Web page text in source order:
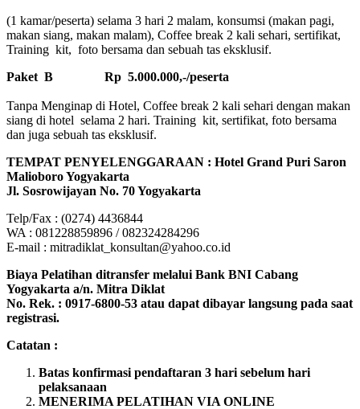
(1 kamar/peserta) selama 3 hari 2 malam, konsumsi (makan pagi,
makan siang, makan malam), Coffee break 2 kali sehari, sertifikat,
Training kit, foto bersama dan sebuah tas eksklusif.
Paket B
Rp 5.000.000,-/peserta
Tanpa Menginap di Hotel, Coffee break 2 kali sehari dengan makan
siang di hotel selama 2 hari. Training kit, sertifikat, foto bersama
dan juga sebuah tas eksklusif.
TEMPAT PENYELENGGARAAN : Hotel Grand Puri Saron
Malioboro Yogyakarta
Jl. Sosrowijayan No. 70 Yogyakarta
Telp/Fax : (0274) 4436844
WA : 081228859896 / 082324284296
E-mail : mitradiklat_konsultan@yahoo.co.id
Biaya Pelatihan ditransfer melalui Bank BNI Cabang
Yogyakarta a/n. Mitra Diklat
No. Rek. : 0917-6800-53 atau dapat dibayar langsung pada saat
registrasi.
Catatan :
Batas konfirmasi pendaftaran 3 hari sebelum hari
pelaksanaan
MENERIMA PELATIHAN VIA ONLINE